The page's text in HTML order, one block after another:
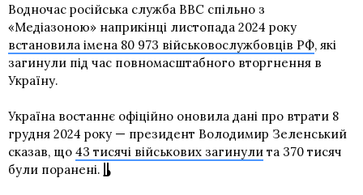
Водночас російська служба BBC спільно з
«Медіазоною» наприкінці листопада 2024 року
встановила імена 80 973 військовослужбовців РФ, які
загинули під час повномасштабного вторгнення в
Україну.
Україна востаннє офіційно оновила дані про втрати 8
грудня 2024 року — президент Володимир Зеленський
сказав, що 43 тисячі військових загинули та 370 тисяч
були поранені.